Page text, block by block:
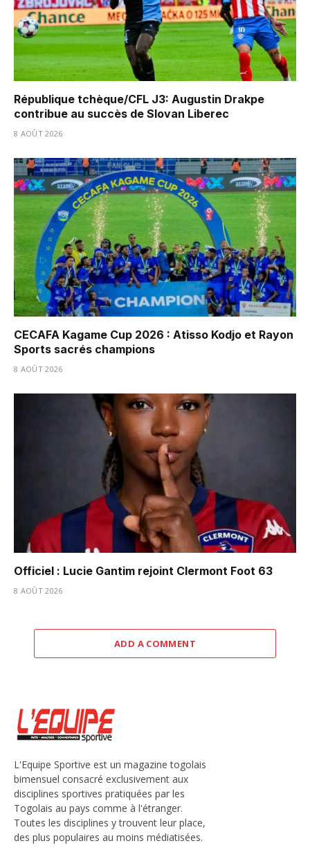
République tchèque/CFL J3: Augustin Drakpe
contribue au succès de Slovan Liberec
8 AOÛT 2026
CECAFA Kagame Cup 2026 : Atisso Kodjo et Rayon
Sports sacrés champions
8 AOÛT 2026
Officiel : Lucie Gantim rejoint Clermont Foot 63
8 AOÛT 2026
ADD A COMMENT
L'Equipe Sportive est un magazine togolais
bimensuel consacré exclusivement aux
disciplines sportives pratiquées par les
Togolais au pays comme à l'étranger.
Toutes les disciplines y trouvent leur place,
des plus populaires au moins médiatisées.